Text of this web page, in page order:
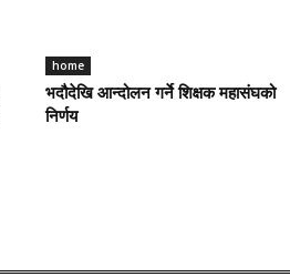
home
भदौदेखि आन्दोलन गर्ने शिक्षक महासंघको
निर्णय